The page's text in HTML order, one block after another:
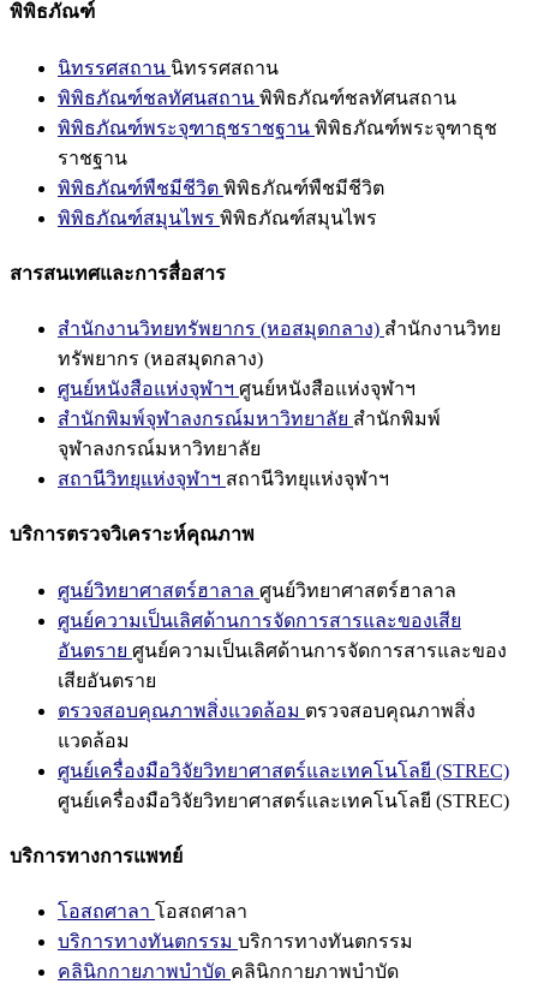
พิพิธภัณฑ์
นิทรรศสถาน นิทรรศสถาน
พิพิธภัณฑ์ชลทัศนสถาน พิพิธภัณฑ์ชลทัศนสถาน
พิพิธภัณฑ์พระจุฑาธุชราชฐาน พิพิธภัณฑ์พระจุฑาธุช
ราชฐาน
พิพิธภัณฑ์พืชมีชีวิต พิพิธภัณฑ์พืชมีชีวิต
พิพิธภัณฑ์สมุนไพร พิพิธภัณฑ์สมุนไพร
สารสนเทศและการสื่อสาร
สำนักงานวิทยทรัพยากร (หอสมุดกลาง) สำนักงานวิทย
ทรัพยากร (หอสมุดกลาง)
ศูนย์หนังสือแห่งจุฬาฯ ศูนย์หนังสือแห่งจุฬาฯ
สำนักพิมพ์จุฬาลงกรณ์มหาวิทยาลัย สำนักพิมพ์
จุฬาลงกรณ์มหาวิทยาลัย
สถานีวิทยุแห่งจุฬาฯ สถานีวิทยุแห่งจุฬาฯ
บริการตรวจวิเคราะห์คุณภาพ
ศูนย์วิทยาศาสตร์ฮาลาล ศูนย์วิทยาศาสตร์ฮาลาล
ศูนย์ความเป็นเลิศด้านการจัดการสารและของเสีย
อันตราย ศูนย์ความเป็นเลิศด้านการจัดการสารและของ
เสียอันตราย
ตรวจสอบคุณภาพสิ่งแวดล้อม ตรวจสอบคุณภาพสิ่ง
แวดล้อม
ศูนย์เครื่องมือวิจัยวิทยาศาสตร์และเทคโนโลยี (STREC)
ศูนย์เครื่องมือวิจัยวิทยาศาสตร์และเทคโนโลยี (STREC)
บริการทางการแพทย์
โอสถศาลา โอสถศาลา
บริการทางทันตกรรม บริการทางทันตกรรม
คลินิกกายภาพบำบัด คลินิกกายภาพบำบัด